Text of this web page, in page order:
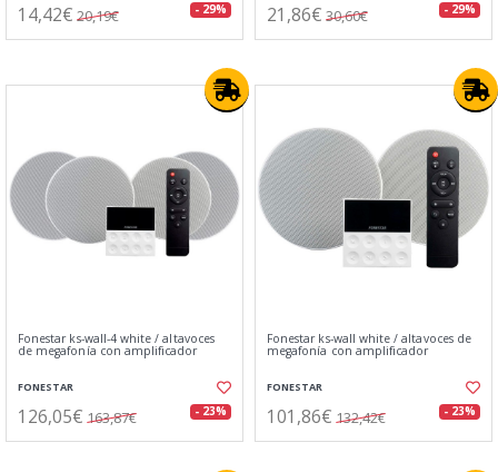
14,42€ 20,19€ - 29% 21,86€ 30,60€ - 29%
Fonestar ks-wall-4 white / altavoces
de megafonía con amplificador
FONESTAR
126,05€ 163,87€ - 23%
Fonestar ks-wall white / altavoces de
megafonía con amplificador
FONESTAR
101,86€ 132,42€ - 23%